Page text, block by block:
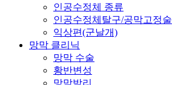
인공수정체 종류
인공수정체탈구/공막고정술
익상편(군날개)
망막 클리닉
망막 수술
황반변성
망막박리